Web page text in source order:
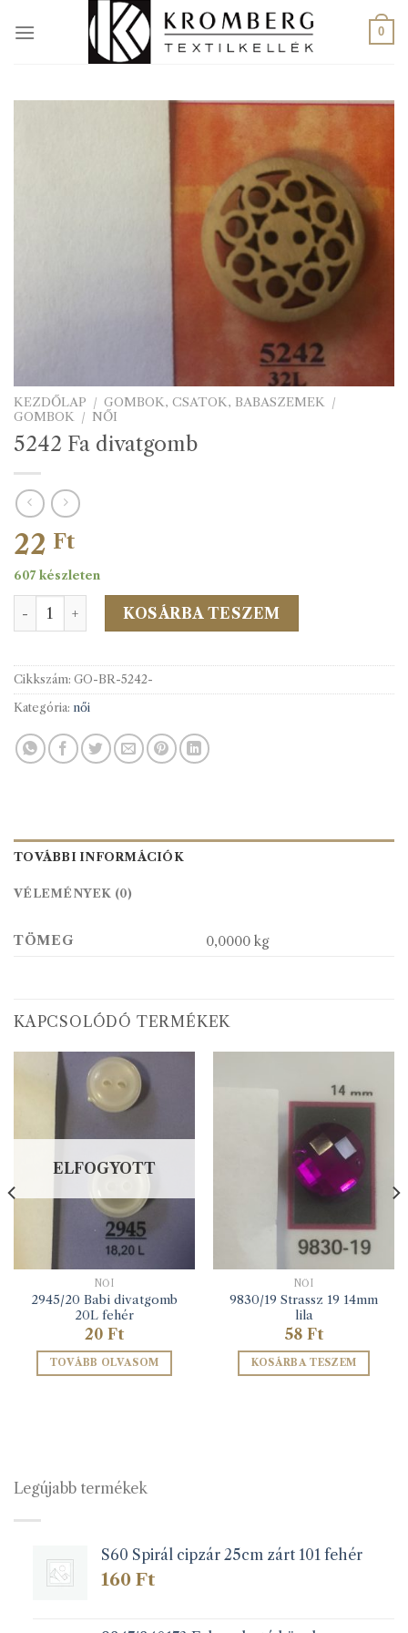
0
KEZDŐLAP / GOMBOK, CSATOK, BABASZEMEK /
GOMBOK / NŐI
5242 Fa divatgomb
22 Ft
607 készleten
5242 Fa divatgomb mennyiség
KOSÁRBA TESZEM
Cikkszám: GO-BR-5242-
Kategória: női
TOVÁBBI INFORMÁCIÓK
VÉLEMÉNYEK (0)
TÖMEG 0,0000 kg
KAPCSOLÓDÓ TERMÉKEK
ELFOGYOTT
NŐI
2945/20 Babi divatgomb
20L fehér
20 Ft
TOVÁBB OLVASOM
NŐI
9830/19 Strassz 19 14mm
lila
58 Ft
KOSÁRBA TESZEM
Legújabb termékek
S60 Spirál cipzár 25cm zárt 101 fehér
160 Ft